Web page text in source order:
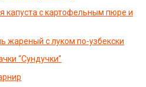
капуста с картофельным пюре и
жареный с луком по-узбекски
“Сундучки”